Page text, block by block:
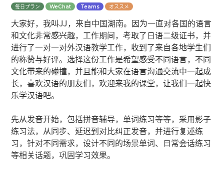
毎日プラン WeChat Teams オススメ
大家好，我叫JJ，来自中国湖南。因为一直对各国的语言
和文化非常感兴趣，工作期间，考取了日语二级证书，并
进行了一对一对外汉语教学工作，收到了来自各地学生们
的称赞与好评。选择这份工作是希望感受不同语言，不同
文化带来的碰撞，并且能和大家在语言沟通交流中一起成
长，喜欢汉语的朋友们，欢迎来我的课堂，让我们一起快
乐学汉语吧。
先从发音开始，包括拼音辅导，单词练习等等，采用影子
练习法，从同步、延迟到对比纠正发音，并进行复述练
习，针对不同需求，设计不同的场景单词、日常会话练习
等相关话题，巩固学习效果。